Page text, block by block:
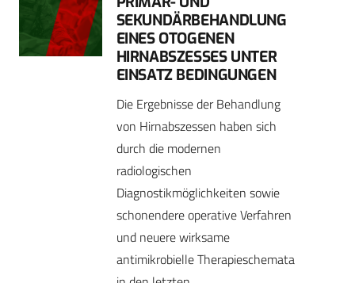
SEKUNDÄRBEHANDLUNG
EINES OTOGENEN
HIRNABSZESSES UNTER
EINSATZ BEDINGUNGEN
Die Ergebnisse der Behandlung
von Hirnabszessen haben sich
durch die modernen
radiologischen
Diagnostikmöglichkeiten sowie
schonendere operative Verfahren
und neuere wirksame
antimikrobielle Therapieschemata